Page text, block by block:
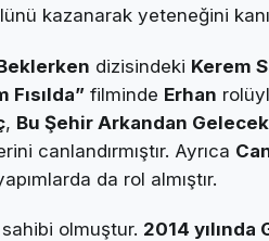
kazanarak yeteneğini
dizisindeki Kerem
Fısılda” filminde Erhan
, Bu Şehir Arkandan Gelecek
canlandırmıştır. Ayrıca
da rol almıştır.
olmuştur. 2014 yılında